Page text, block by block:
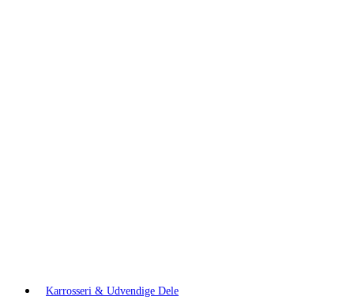
Karrosseri & Udvendige Dele